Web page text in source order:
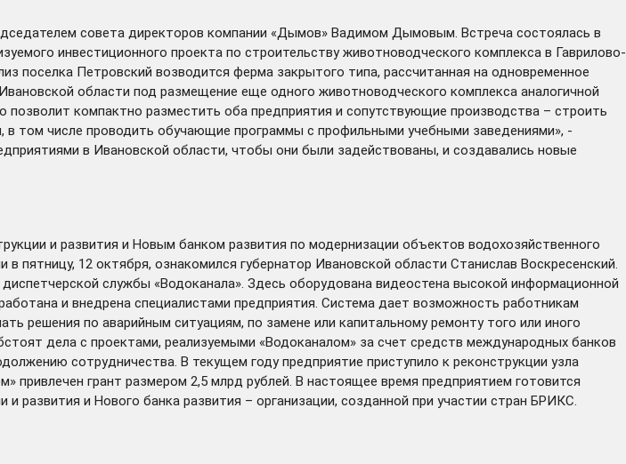
совета директоров компании «Дымов» Вадимом Дымовым. Встреча состоялась в
инвестиционного проекта по строительству животноводческого комплекса в Гаврилово-
Петровский возводится ферма закрытого типа, рассчитанная на одновременное
области под размещение еще одного животноводческого комплекса аналогичной
компактно разместить оба предприятия и сопутствующие производства – строить
том числе проводить обучающие программы с профильными учебными заведениями», -
в Ивановской области, чтобы они были задействованы, и создавались новые
и развития и Новым банком развития по модернизации объектов водохозяйственного
12 октября, ознакомился губернатор Ивановской области Станислав Воскресенский.
службы «Водоканала». Здесь оборудована видеостена высокой информационной
и внедрена специалистами предприятия. Система дает возможность работникам
решения по аварийным ситуациям, по замене или капитальному ремонту того или иного
дела с проектами, реализуемыми «Водоканалом» за счет средств международных банков
сотрудничества. В текущем году предприятие приступило к реконструкции узла
привлечен грант размером 2,5 млрд рублей. В настоящее время предприятием готовится
развития и Нового банка развития – организации, созданной при участии стран БРИКС.